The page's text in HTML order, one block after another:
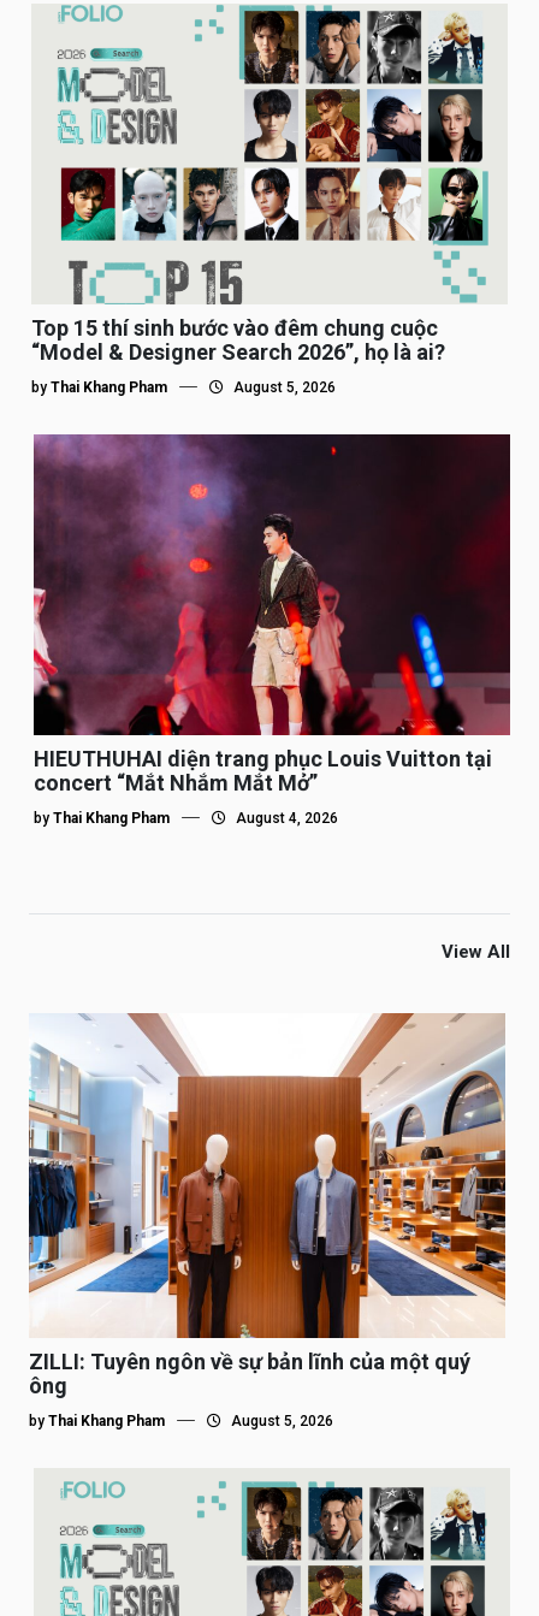
Top 15 thí sinh bước vào đêm chung cuộc
“Model & Designer Search 2026”, họ là ai?
by Thai Khang Pham August 5, 2026
HIEUTHUHAI diện trang phục Louis Vuitton tại
concert “Mắt Nhắm Mắt Mở”
by Thai Khang Pham August 4, 2026
View All
ZILLI: Tuyên ngôn về sự bản lĩnh của một quý
ông
by Thai Khang Pham August 5, 2026